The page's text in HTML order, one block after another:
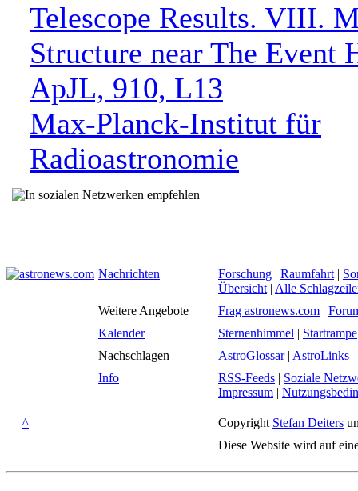
Telescope Results. VIII.
Structure near The Event
ApJL, 910, L13
Max-Planck-Institut für
Radioastronomie
Nachrichten Forschung | Raumfahrt |
Übersicht | Alle
Weitere Angebote
Frag astronews.com |
Kalender
Sternenhimmel | Startrampe
Nachschlagen
AstroGlossar| AstroLinks
Info
RSS-Feeds | Soziale
Impressum |
^ Copyright Stefan Deiters
Diese Website wird auf